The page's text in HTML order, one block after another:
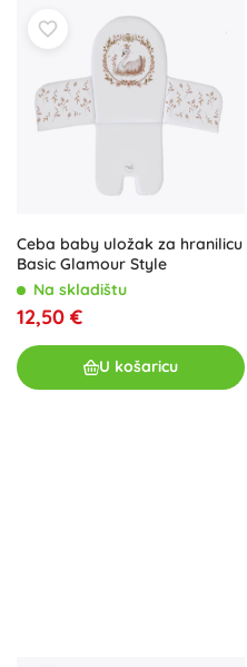
Ceba baby uložak za hranilicu
Basic Glamour Style
Na skladištu
12,50 €
U košaricu